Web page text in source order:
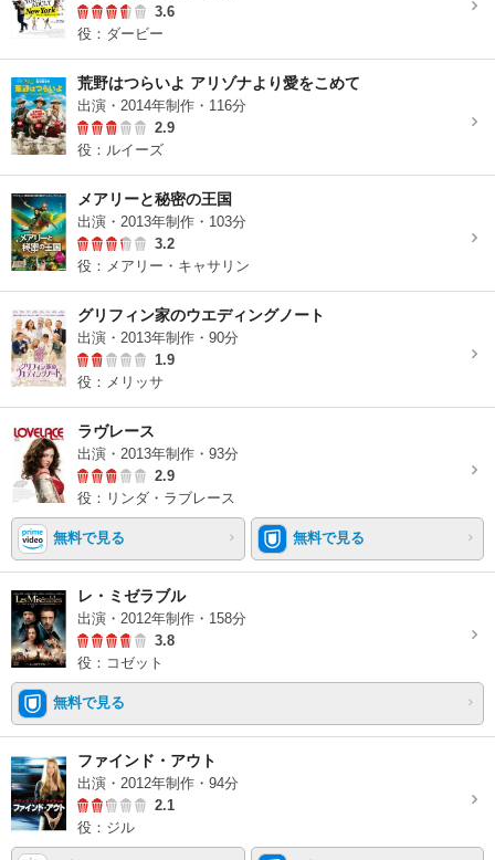
3.6
役：ダービー
荒野はつらいよ アリゾナより愛をこめて
出演・2014年制作・116分
2.9
役：ルイーズ
メアリーと秘密の王国
出演・2013年制作・103分
3.2
役：メアリー・キャサリン
グリフィン家のウエディングノート
出演・2013年制作・90分
1.9
役：メリッサ
ラヴレース
出演・2013年制作・93分
2.9
役：リンダ・ラブレース
無料で見る 無料で見る
レ・ミゼラブル
出演・2012年制作・158分
3.8
役：コゼット
無料で見る
ファインド・アウト
出演・2012年制作・94分
2.1
役：ジル